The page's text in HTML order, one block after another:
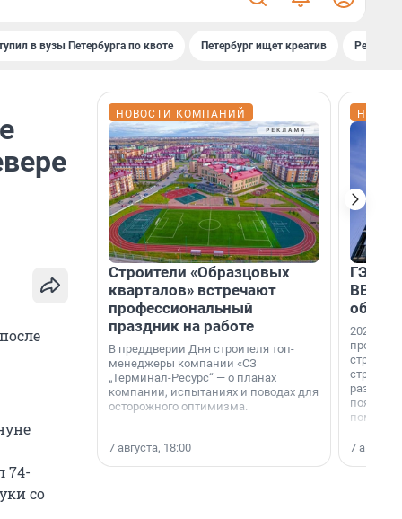
в вузы Петербурга по квоте Петербург ищет креатив
74-
со
НОВОСТИ КОМПАНИЙ
Строители «Образцовых
кварталов» встречают
профессиональный
праздник на работе
В преддверии Дня строителя топ-
менеджеры компании «СЗ
„Терминал-Ресурс“ — о планах
компании, испытаниях и поводах для
осторожного оптимизма.
7 августа, 18:00
ГЭС,
ВВП: в
об
2026-й —
раз. В
7